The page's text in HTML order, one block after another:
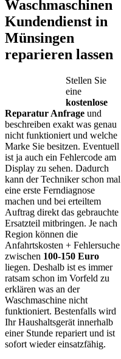
Waschmaschinen
Kundendienst in
Münsingen
reparieren lassen
Stellen Sie
eine
kostenlose
Reparatur Anfrage und
beschreiben exakt was genau
nicht funktioniert und welche
Marke Sie besitzen. Eventuell
ist ja auch ein Fehlercode am
Display zu sehen. Dadurch
kann der Techniker schon mal
eine erste Ferndiagnose
machen und bei erteiltem
Auftrag direkt das gebrauchte
Ersatzteil mitbringen. Je nach
Region können die
Anfahrtskosten + Fehlersuche
zwischen 100-150 Euro
liegen. Deshalb ist es immer
ratsam schon im Vorfeld zu
erklären was an der
Waschmaschine nicht
funktioniert. Bestenfalls wird
Ihr Haushaltsgerät innerhalb
einer Stunde repariert und ist
sofort wieder einsatzfähig.